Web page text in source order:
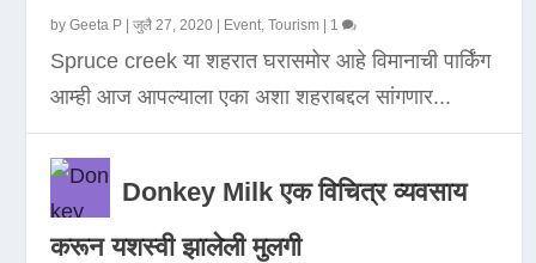
byGeeta P |जुलै 27, 2020 Event,Tourism 1
Spruce creek या शहरात घरासमोर आहे विमानाची पार्किंग
आम्ही आज आपल्याला एका अशा शहराबद्दल सांगणार...
Donkey Milk एक विचित्र व्यवसाय
करून यशस्वी झालेली मुलगी